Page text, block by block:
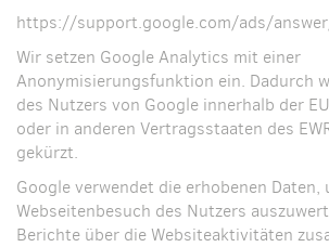
https://support.google.com/ads/
Wir setzen Google Analytics mit einer
Anonymisierungsfunktion ein. Dadurch
des Nutzers von Google innerhalb der
oder in anderen Vertragsstaaten des
gekürzt.
Google verwendet die erhobenen Daten,
Webseitenbesuch des Nutzers
Berichte über die Websiteaktivitäten